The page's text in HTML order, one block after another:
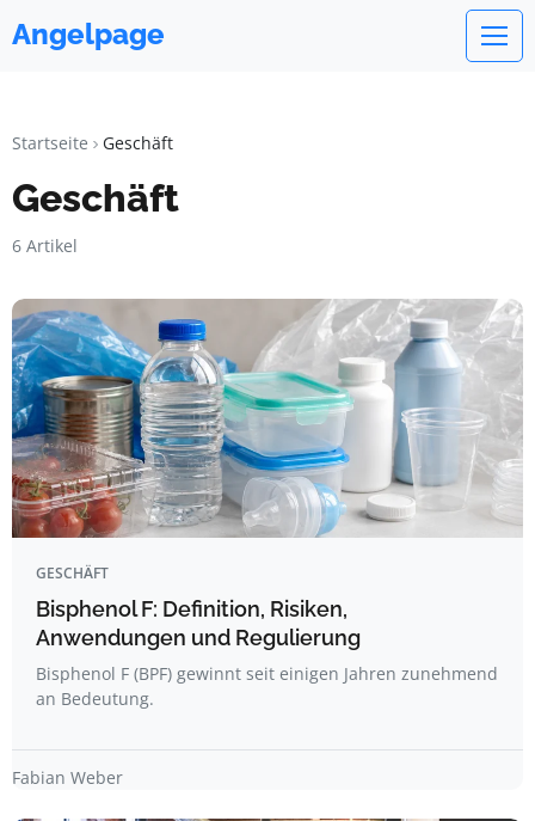
Angelpage
Startseite Geschäft
Geschäft
6 Artikel
GESCHÄFT
Bisphenol F: Definition, Risiken,
Anwendungen und Regulierung
Bisphenol F (BPF) gewinnt seit einigen Jahren zunehmend
an Bedeutung.
Fabian Weber